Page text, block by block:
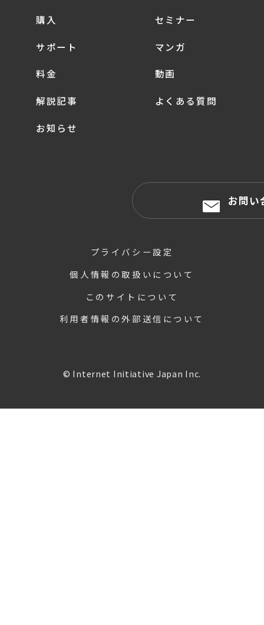
購入
サポート
料金
セミナー
マンガ
動画
解説記事 よくある質問
お知らせ
プライバシー設定
個人情報の取扱いについて
このサイトについて
利用者情報の外部送信について
お問い
© Internet Initiative Japan Inc.